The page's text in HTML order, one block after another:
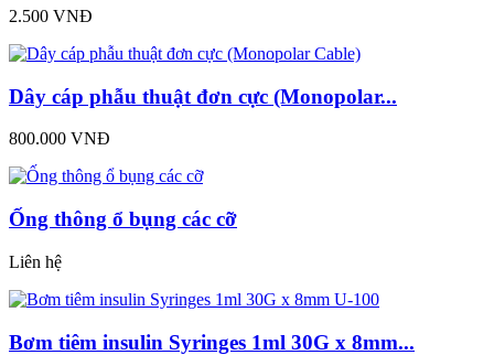
2.500 VNĐ
Dây cáp phẫu thuật đơn cực (Monopolar...
800.000 VNĐ
Ống thông ổ bụng các cỡ
Liên hệ
Bơm tiêm insulin Syringes 1ml 30G x 8mm...